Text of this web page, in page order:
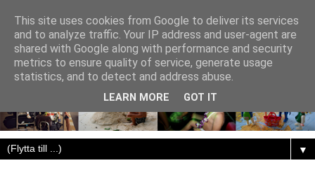
▼
This site uses cookies from Google to deliver its services
and to analyze traffic. Your IP address and user-agent are
shared with Google along with performance and security
metrics to ensure quality of service, generate usage
statistics, and to detect and address abuse.
LEARN MORE GOT IT